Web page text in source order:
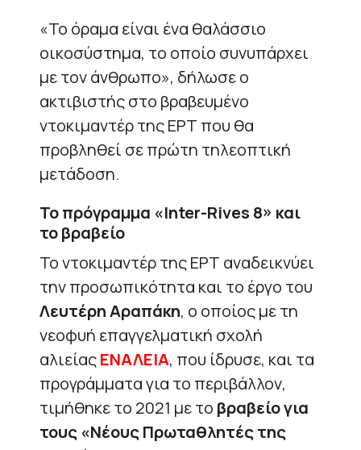
«Το όραμα είναι ένα θαλάσσιο
οικοσύστημα, το οποίο συνυπάρχει
με τον άνθρωπο», δήλωσε ο
ακτιβιστής στο βραβευμένο
ντοκιμαντέρ της ΕΡΤ που θα
προβληθεί σε πρώτη τηλεοπτική
μετάδοση.
Το πρόγραμμα «Inter-Rives 8» και
το βραβείο
Το ντοκιμαντέρ της ΕΡΤ αναδεικνύει
την προσωπικότητα και το έργο του
Λευτέρη Αραπάκη, ο οποίος με τη
νεοφυή επαγγελματική σχολή
αλιείαςΕΝΑΛΕΙΑ, που ίδρυσε, και τα
προγράμματα για το περιβάλλον,
τιμήθηκε το 2021 με το βραβείο για
τους «Νέους Πρωταθλητές της